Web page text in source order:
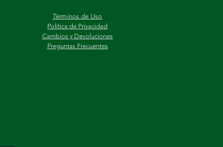
​Términos de Uso
Política de Privacidad
Cambios y Devoluciones
Preguntas Frecuentes